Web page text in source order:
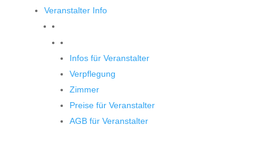
Veranstalter Info
Infos für Veranstalter
Verpflegung
Zimmer
Preise für Veranstalter
AGB für Veranstalter